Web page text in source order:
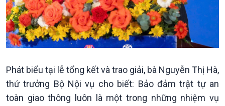
Phát biểu tại lễ tổng kết và trao giải, bà Nguyễn Thị Hà,
thứ trưởng Bộ Nội vụ cho biết: Bảo đảm trật tự an
toàn giao thông luôn là một trong những nhiệm vụ